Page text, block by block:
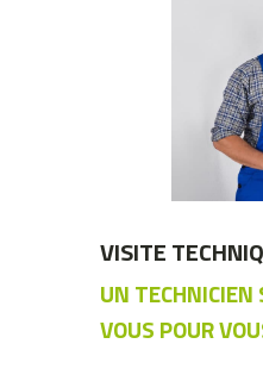
VISITE
UN TECHNICIEN
VOUS POUR